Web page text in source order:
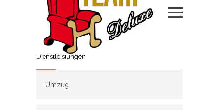
Dienstleistungen
Umzug